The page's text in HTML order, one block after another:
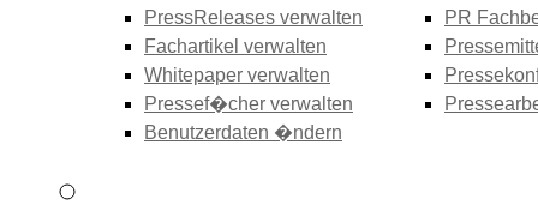
PressReleases verwalten
Fachartikel verwalten
Whitepaper verwalten
Pressef�cher verwalten
Benutzerdaten �ndern
PR